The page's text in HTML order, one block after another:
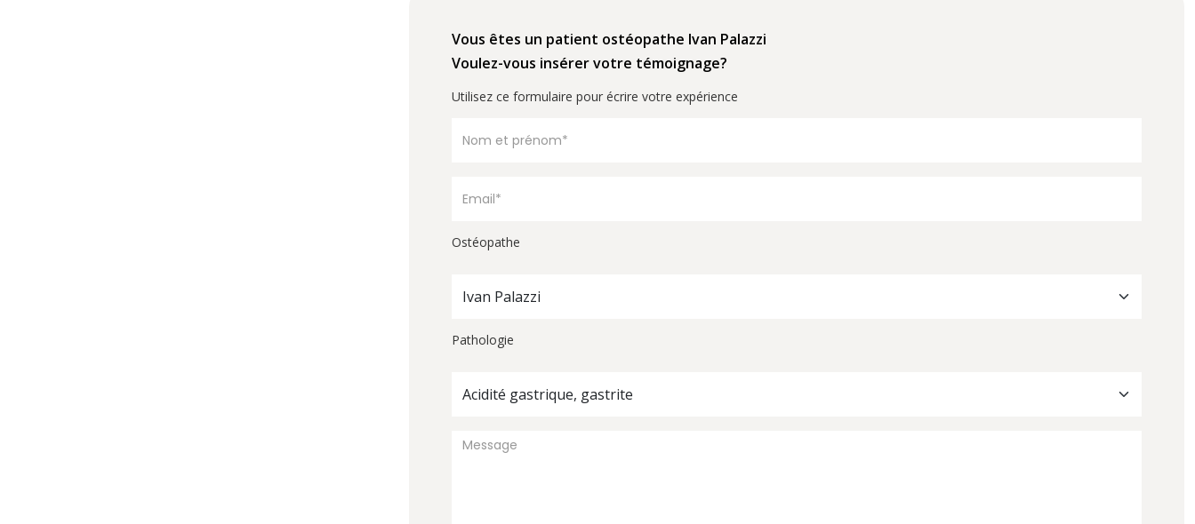
Vous êtes un patient ostéopathe Ivan Palazzi
Voulez-vous insérer votre témoignage?
Utilisez ce formulaire pour écrire votre expérience
Ostéopathe
Ivan Palazzi
Pathologie
Acidité gastrique, gastrite